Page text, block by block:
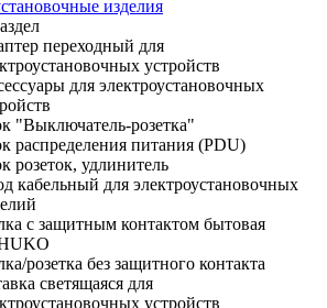
изделия
переходный для
устройств
для электроустановочных
"Выключатель-розетка"
распределения питания (PDU)
розеток, удлинитель
кабельный для электроустановочных
с защитным контактом бытовая
розетка без защитного контакта
светящаяся для
устройств